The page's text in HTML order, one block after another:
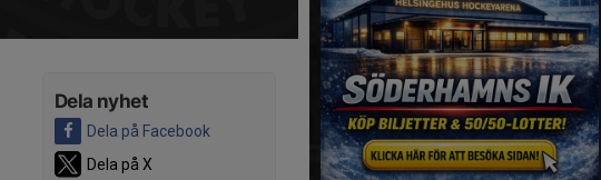
Dela nyhet
Dela på Facebook
Dela på X